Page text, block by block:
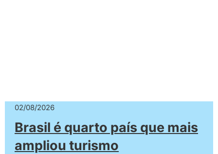
02/08/2026
Brasil é quarto país que mais
ampliou turismo